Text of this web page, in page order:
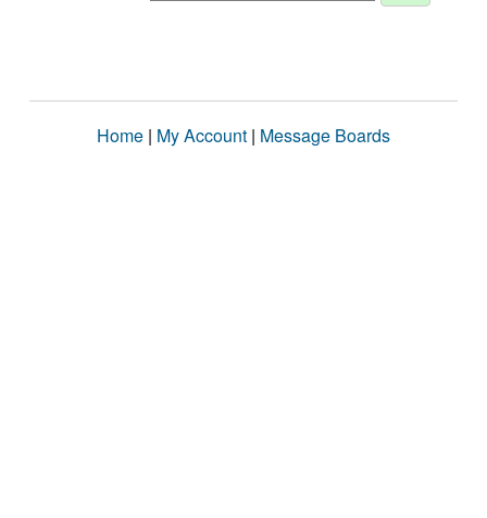
Home | My Account | Message Boards